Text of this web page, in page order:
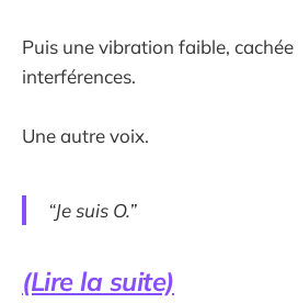
Puis une vibration faible, cachée
interférences.
Une autre voix.
“Je suis O.”
(Lire la suite)